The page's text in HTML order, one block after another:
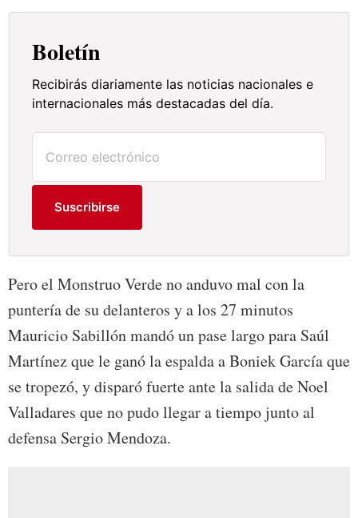
Boletín
Recibirás diariamente las noticias nacionales e
internacionales más destacadas del día.
Suscribirse
Pero el Monstruo Verde no anduvo mal con la
puntería de su delanteros y a los 27 minutos
Mauricio Sabillón mandó un pase largo para Saúl
Martínez que le ganó la espalda a Boniek García que
se tropezó, y disparó fuerte ante la salida de Noel
Valladares que no pudo llegar a tiempo junto al
defensa Sergio Mendoza.